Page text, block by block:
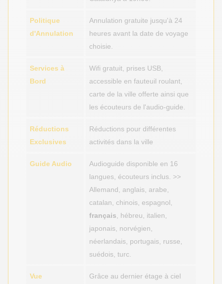
Politique
d'Annulation
Annulation gratuite jusqu'à 24
heures avant la date de voyage
choisie.
Services à
Bord
Wifi gratuit, prises USB,
accessible en fauteuil roulant,
carte de la ville offerte ainsi que
les écouteurs de l'audio-guide.
Réductions
Exclusives
Réductions pour différentes
activités dans la ville
Guide Audio
Audioguide disponible en 16
langues, écouteurs inclus. >>
Allemand, anglais, arabe,
catalan, chinois, espagnol,
français , hébreu, italien,
japonais, norvégien,
néerlandais, portugais, russe,
suédois, turc.
Vue
Grâce au dernier étage à ciel